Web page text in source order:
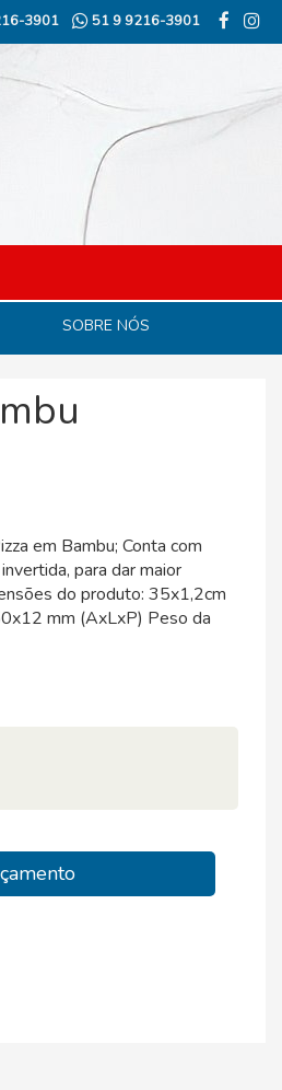
3901 51 9 9216-3901
SOBRE NÓS
em Bambu; Conta com
para dar maior
do produto: 35x1,2cm
mm (AxLxP) Peso da